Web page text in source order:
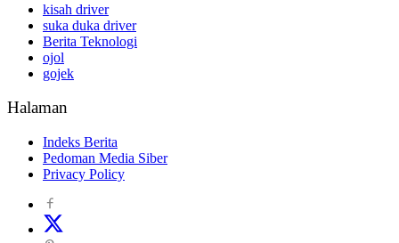
kisah driver
suka duka driver
Berita Teknologi
ojol
gojek
Halaman
Indeks Berita
Pedoman Media Siber
Privacy Policy